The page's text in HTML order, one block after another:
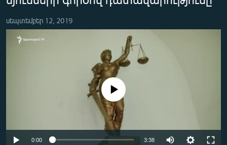
ՏՆՏԵՍՈՒԹՅՈՒՆ
ՂԱՐԱԲԱՂ
ՊԱՏԵՐԱԶՄԻ 6 ՇԱԲԱԹՆԵՐԸ
ՍՊՈՐՏ
սեպտեմբեր 12, 2019
No media source currently available
0:00 3:38